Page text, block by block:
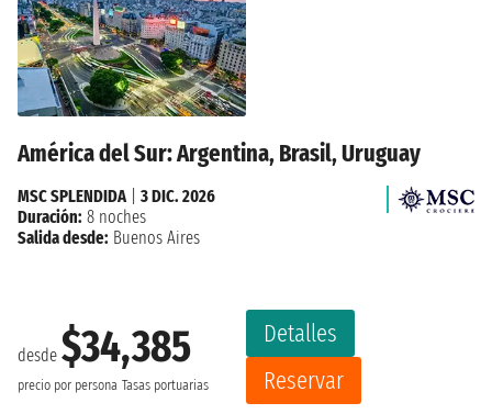
América del Sur: Argentina, Brasil, Uruguay
desde $34,385
precio por persona Tasas portuarias
Detalles
Reservar
MSC SPLENDIDA| 3 DIC. 2026
Duración: 8 noches
Salida desde: Buenos Aires